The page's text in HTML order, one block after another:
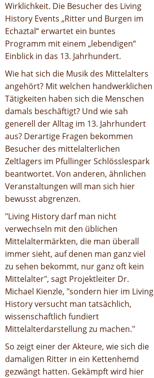
Wirklichkeit. Die Besucher des Living
History Events „Ritter und Burgen im
Echaztal“ erwartet ein buntes
Programm mit einem „lebendigen“
Einblick in das 13. Jahrhundert.
Wie hat sich die Musik des Mittelalters
angehört? Mit welchen handwerklichen
Tätigkeiten haben sich die Menschen
damals beschäftigt? Und wie sah
generell der Alltag im 13. Jahrhundert
aus? Derartige Fragen bekommen
Besucher des mittelalterlichen
Zeltlagers im Pfullinger Schlösslespark
beantwortet. Von anderen, ähnlichen
Veranstaltungen will man sich hier
bewusst abgrenzen.
"Living History darf man nicht
verwechseln mit den üblichen
Mittelaltermärkten, die man überall
immer sieht, auf denen man ganz viel
zu sehen bekommt, nur ganz oft kein
Mittelalter", sagt Projektleiter Dr.
Michael Kienzle, "sondern hier im Living
History versucht man tatsächlich,
wissenschaftlich fundiert
Mittelalterdarstellung zu machen."
So zeigt einer der Akteure, wie sich die
damaligen Ritter in ein Kettenhemd
gezwängt hatten. Gekämpft wird hier